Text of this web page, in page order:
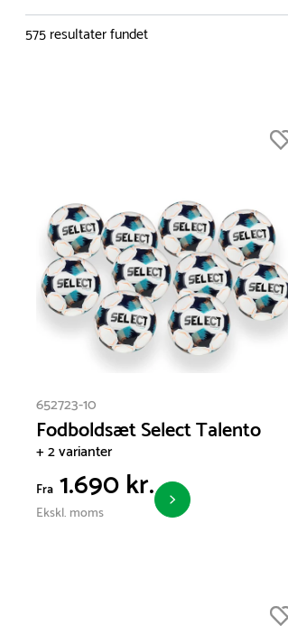
Farve
575resultater fundet
652723-10
Fodboldsæt Select Talento
+ 2 varianter
Fra 1.690 kr.
Ekskl. moms